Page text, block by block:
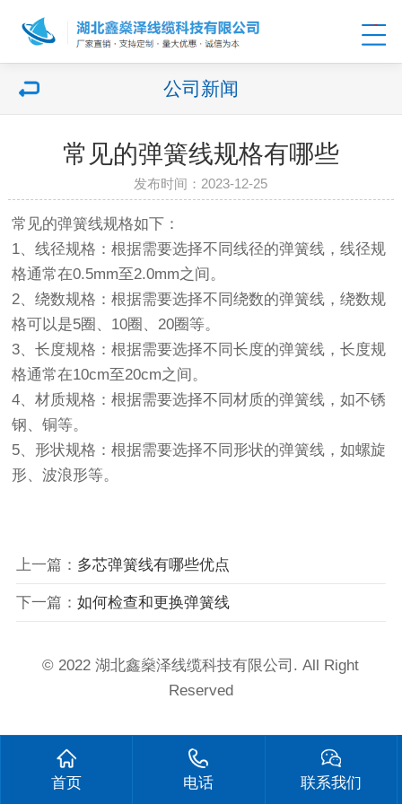
公司新闻
常见的弹簧线规格有哪些
发布时间：2023-12-25
常见的弹簧线规格如下：
1、线径规格：根据需要选择不同线径的弹簧线，线径规
格通常在0.5mm至2.0mm之间。
2、绕数规格：根据需要选择不同绕数的弹簧线，绕数规
格可以是5圈、10圈、20圈等。
3、长度规格：根据需要选择不同长度的弹簧线，长度规
格通常在10cm至20cm之间。
4、材质规格：根据需要选择不同材质的弹簧线，如不锈
钢、铜等。
5、形状规格：根据需要选择不同形状的弹簧线，如螺旋
形、波浪形等。
上一篇： 多芯弹簧线有哪些优点
下一篇： 如何检查和更换弹簧线
© 2022 湖北鑫燊泽线缆科技有限公司. All Right
Reserved
首页 电话 联系我们